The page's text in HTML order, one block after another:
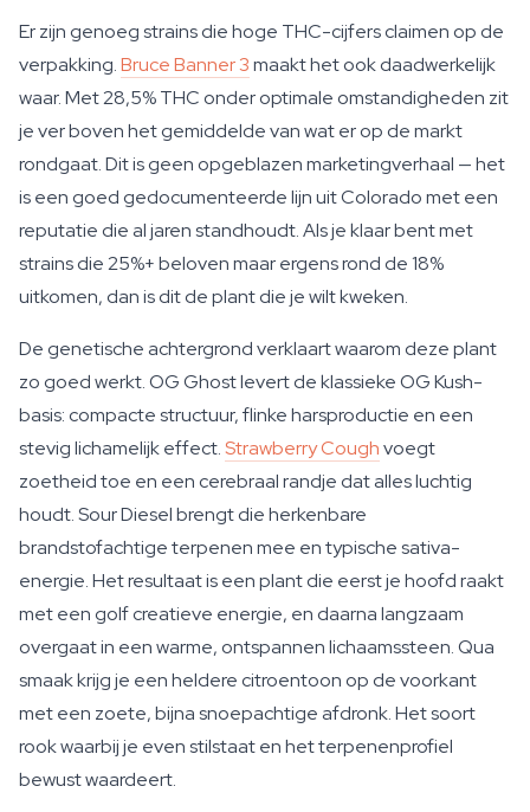
Er zijn genoeg strains die hoge THC-cijfers claimen op de
verpakking.Bruce Banner 3maakt het ook daadwerkelijk
waar. Met 28,5% THC onder optimale omstandigheden zit
je ver boven het gemiddelde van wat er op de markt
rondgaat. Dit is geen opgeblazen marketingverhaal — het
is een goed gedocumenteerde lijn uit Colorado met een
reputatie die al jaren standhoudt. Als je klaar bent met
strains die 25%+ beloven maar ergens rond de 18%
uitkomen, dan is dit de plant die je wilt kweken.
De genetische achtergrond verklaart waarom deze plant
zo goed werkt. OG Ghost levert de klassieke OG Kush-
basis: compacte structuur, flinke harsproductie en een
stevig lichamelijk effect.Strawberry Coughvoegt
zoetheid toe en een cerebraal randje dat alles luchtig
houdt. Sour Diesel brengt die herkenbare
brandstofachtige terpenen mee en typische sativa-
energie. Het resultaat is een plant die eerst je hoofd raakt
met een golf creatieve energie, en daarna langzaam
overgaat in een warme, ontspannen lichaamssteen. Qua
smaak krijg je een heldere citroentoon op de voorkant
met een zoete, bijna snoepachtige afdronk. Het soort
rook waarbij je even stilstaat en het terpenenprofiel
bewust waardeert.